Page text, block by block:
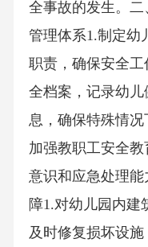
全事故的发生。
管理体系1.制定幼
职责，确保安全
全档案，记录幼
息，确保特殊情
加强教职工安全
意识和应急处理
障1.对幼儿园内建
及时修复损坏设